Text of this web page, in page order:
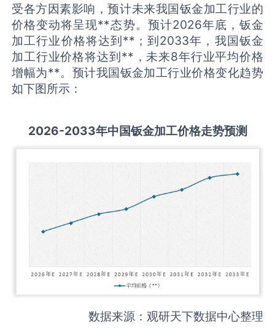
受各方因素影响，预计未来我国钣金加工行业的
价格变动将呈现**态势。预计2026年底，钣金
加工行业价格将达到**；到2033年，我国钣金
加工行业价格将达到**，未来8年行业平均价格
增幅为**。预计我国钣金加工行业价格变化趋势
如下图所示：
2026-2033年中国钣金加工价格走势预测
数据来源：观研天下数据中心整理